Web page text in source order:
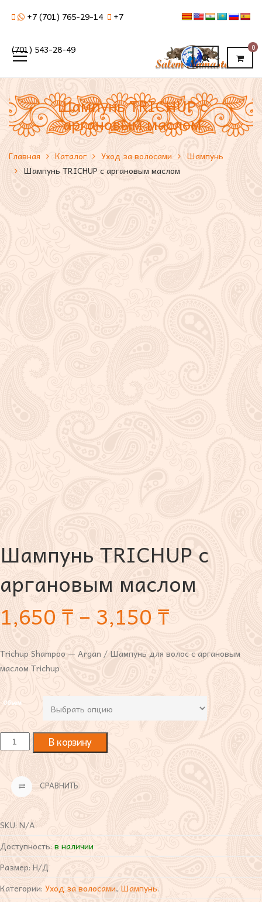
+7 (701) 765-29-14 +7
(701) 543-28-49 0
Шампунь TRICHUP с
аргановым маслом
Главная Каталог Уход за волосами
Шампунь
Шампунь TRICHUP с аргановым маслом
Шампунь TRICHUP с
аргановым маслом
1,650 ₸ – 3,150 ₸
Trichup Shampoo — Argan / Шампунь для волос с аргановым
маслом Trichup
Объем
В корзину
СРАВНИТЬ
SKU: N/A
Доступность: в наличии
Размер: Н/Д
Категории: Уход за волосами, Шампунь.